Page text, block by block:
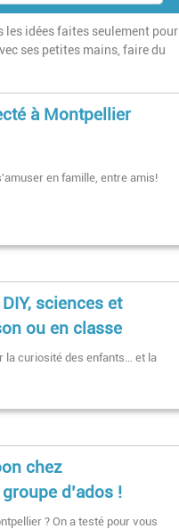
les idées faites seulement pour
ses petites mains, faire du
à Montpellier
en famille, entre amis!
sciences et
ou en classe
la curiosité des enfants… et la
chez
d’ados !
? On a testé pour vous